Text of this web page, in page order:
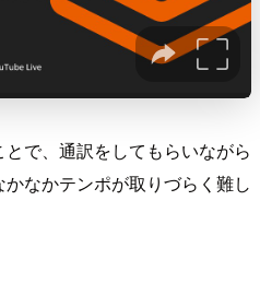
で、通訳をしてもらいながら
なかテンポが取りづらく難し